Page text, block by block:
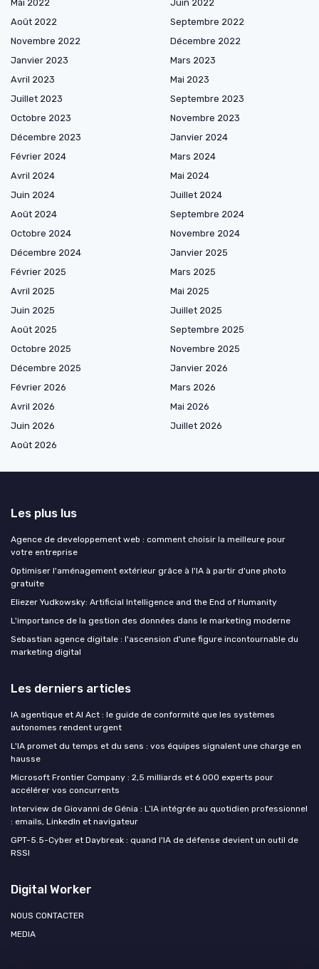
Mai 2022
Juin 2022
Août 2022
Septembre 2022
Novembre 2022
Décembre 2022
Janvier 2023
Mars 2023
Avril 2023
Mai 2023
Juillet 2023
Septembre 2023
Octobre 2023
Novembre 2023
Décembre 2023
Janvier 2024
Février 2024
Mars 2024
Avril 2024
Mai 2024
Juin 2024
Juillet 2024
Août 2024
Septembre 2024
Octobre 2024
Novembre 2024
Décembre 2024
Janvier 2025
Février 2025
Mars 2025
Avril 2025
Mai 2025
Juin 2025
Juillet 2025
Août 2025
Septembre 2025
Octobre 2025
Novembre 2025
Décembre 2025
Janvier 2026
Février 2026
Mars 2026
Avril 2026
Mai 2026
Juin 2026
Juillet 2026
Août 2026
Les plus lus
Agence de developpement web : comment choisir la meilleure pour
votre entreprise
Optimiser l'aménagement extérieur grâce à l'IA à partir d'une photo
gratuite
Eliezer Yudkowsky: Artificial Intelligence and the End of Humanity
L'importance de la gestion des données dans le marketing moderne
Sebastian agence digitale : l'ascension d'une figure incontournable du
marketing digital
Les derniers articles
IA agentique et AI Act : le guide de conformité que les systèmes
autonomes rendent urgent
L'IA promet du temps et du sens : vos équipes signalent une charge en
hausse
Microsoft Frontier Company : 2,5 milliards et 6 000 experts pour
accélérer vos concurrents
Interview de Giovanni de Génia : L’IA intégrée au quotidien professionnel
: emails, LinkedIn et navigateur
GPT-5.5-Cyber et Daybreak : quand l'IA de défense devient un outil de
RSSI
Digital Worker
NOUS CONTACTER
MEDIA